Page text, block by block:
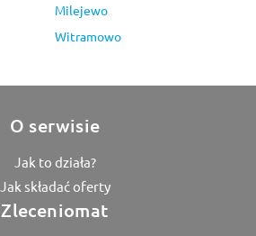
Milejewo
Witramowo
O serwisie
Jak to działa?
Jak składać oferty
Zleceniomat